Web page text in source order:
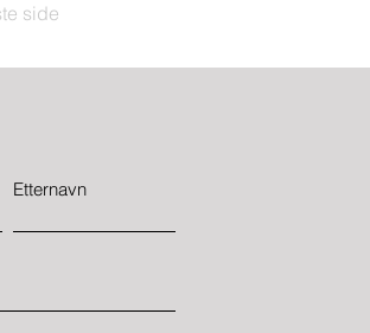
side
Etternavn